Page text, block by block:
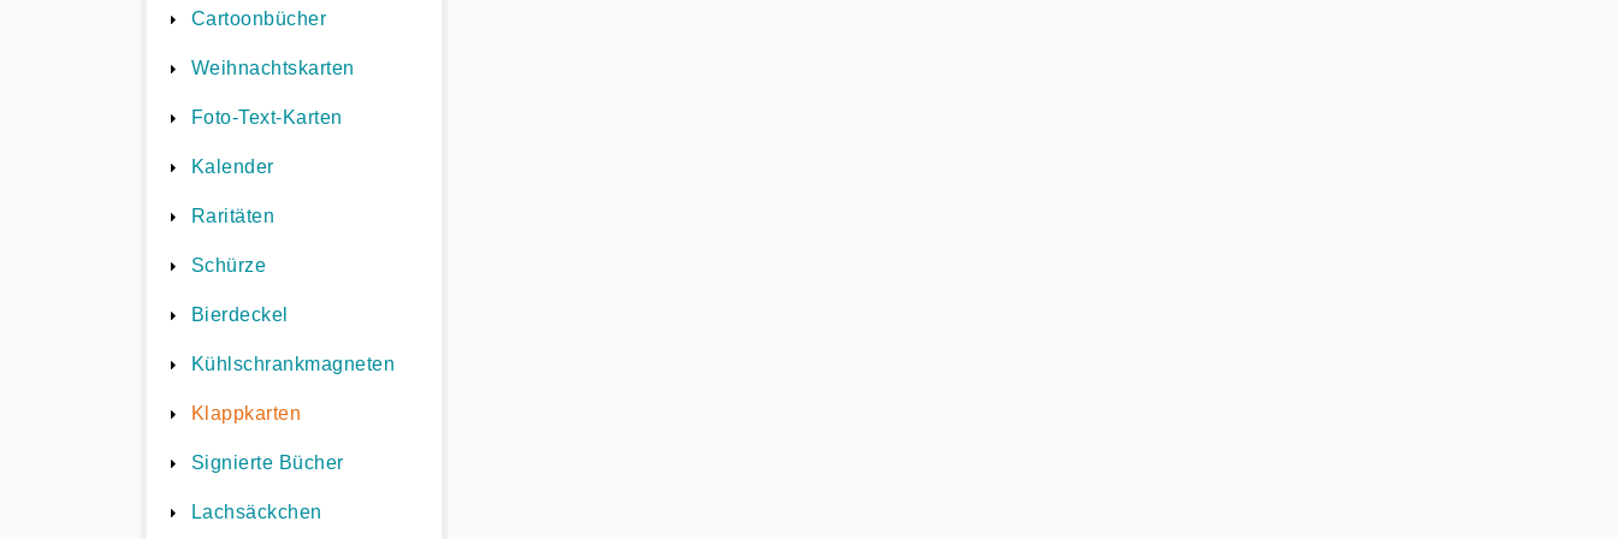
Cartoonbücher
Weihnachtskarten
Foto-Text-Karten
Kalender
Raritäten
Schürze
Bierdeckel
Kühlschrankmagneten
Klappkarten
Signierte Bücher
Lachsäckchen